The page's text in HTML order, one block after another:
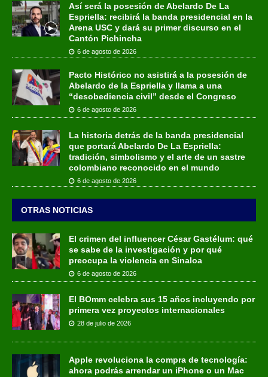
Así será la posesión de Abelardo De La
Espriella: recibirá la banda presidencial en la
Arena USC y dará su primer discurso en el
Cantón Pichincha
6 de agosto de 2026
Pacto Histórico no asistirá a la posesión de
Abelardo de la Espriella y llama a una
“desobediencia civil” desde el Congreso
6 de agosto de 2026
La historia detrás de la banda presidencial
que portará Abelardo De La Espriella:
tradición, simbolismo y el arte de un sastre
colombiano reconocido en el mundo
6 de agosto de 2026
OTRAS NOTICIAS
El crimen del influencer César Gastélum: qué
se sabe de la investigación y por qué
preocupa la violencia en Sinaloa
6 de agosto de 2026
El BOmm celebra sus 15 años incluyendo por
primera vez proyectos internacionales
28 de julio de 2026
Apple revoluciona la compra de tecnología:
ahora podrás arrendar un iPhone o un Mac